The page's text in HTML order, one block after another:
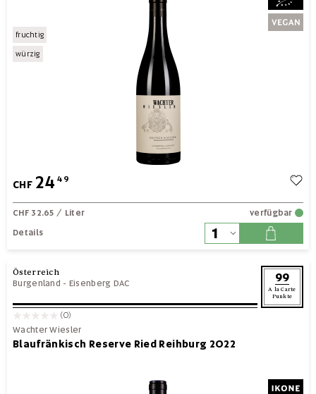
fruchtig
würzig
CHF 24 49
CHF 32.65 / Liter
verfügbar
Details
Österreich
Burgenland - Eisenberg DAC 99
A la Carte
Punkte
(0)
Wachter Wiesler
Blaufränkisch Reserve Ried Reihburg 2022